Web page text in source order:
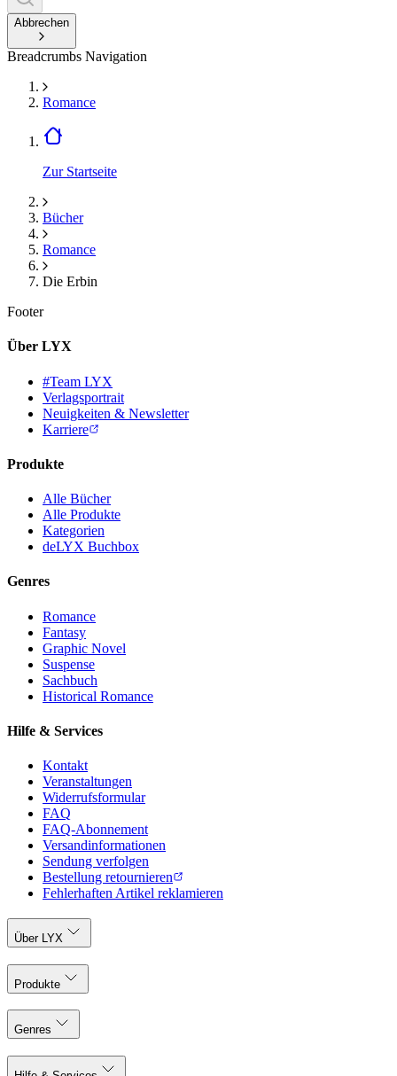
Abbrechen
Breadcrumbs Navigation
Romance
Zur Startseite
Bücher
Romance
Die Erbin
Footer
Über LYX
#Team LYX
Verlagsportrait
Neuigkeiten & Newsletter
Karriere
Produkte
Alle Bücher
Alle Produkte
Kategorien
deLYX Buchbox
Genres
Romance
Fantasy
Graphic Novel
Suspense
Sachbuch
Historical Romance
Hilfe & Services
Kontakt
Veranstaltungen
Widerrufsformular
FAQ
FAQ-Abonnement
Versandinformationen
Sendung verfolgen
Bestellung retournieren
Fehlerhaften Artikel reklamieren
Über LYX
Produkte
Genres